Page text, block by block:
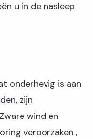
u in de nasleep
onderhevig is aan
zijn
wind en
veroorzaken ,